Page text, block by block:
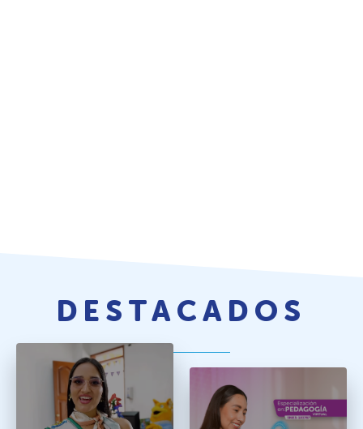
DESTACADOS